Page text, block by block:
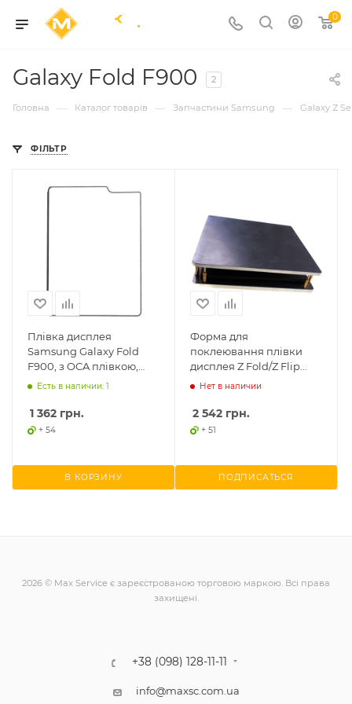
0
Galaxy Fold F900 2
Головна — Каталог товарів — Запчастини Samsung — Galaxy Z
ФІЛЬТР
Плівка дисплея
Samsung Galaxy Fold
F900, з OCA плівкою,
оригінал
Есть в наличии: 1
1 362 грн.
+ 54
В КОРЗИНУ
Форма для
поклеювання плівки
дисплея Z Fold/Z Flip
21.5см*21см*5.3см
Нет в наличии
2 542 грн.
+ 51
ПОДПИСАТЬСЯ
2026 © Max Service є зареєстрованою торговою маркою. Всі права
захищені.
+38 (098) 128-11-11
info@maxsc.com.ua